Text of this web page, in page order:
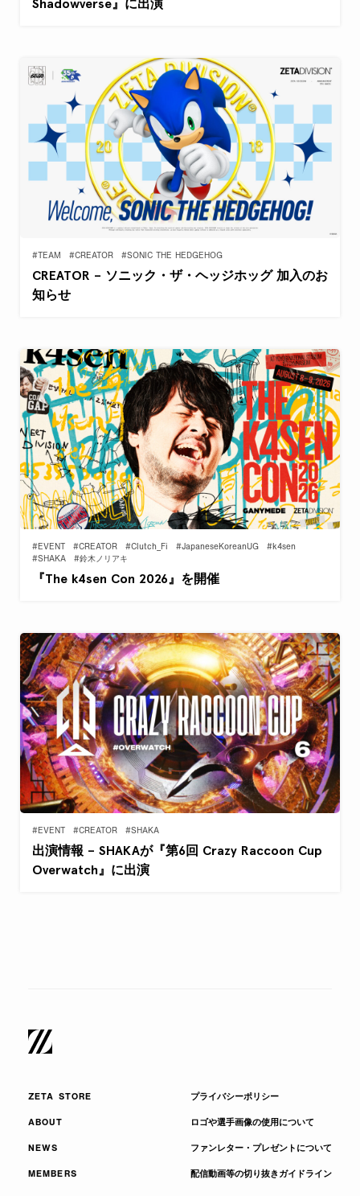
Shadowverse』に出演
#TEAM #CREATOR #SONIC THE HEDGEHOG
CREATOR – ソニック・ザ・ヘッジホッグ 加入のお
知らせ
#EVENT #CREATOR #Clutch_Fi #JapaneseKoreanUG
#k4sen
#SHAKA
#鈴木ノリアキ
『The k4sen Con 2026』を開催
#EVENT #CREATOR #SHAKA
出演情報 – SHAKAが『第6回 Crazy Raccoon Cup
Overwatch』に出演
ZETA STORE
ABOUT
NEWS
MEMBERS
プライバシーポリシー
ロゴや選手画像の使用について
ファンレター・プレゼントについて
配信動画等の切り抜きガイドライン